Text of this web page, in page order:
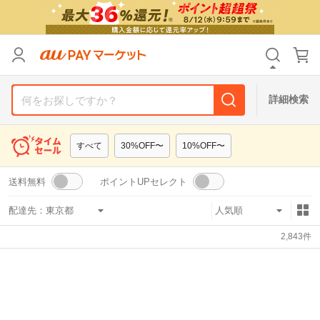
詳細検索
すべて 30%OFF〜 10%OFF〜
送料無料 ポイントUPセレクト
配達先：
2,843件
カテゴリ すべて
すべて
支払い方法 すべて
その他の条件
送料無料 タイムセール
Pontaパス特典対象すべて ポイントUPセレクトのみ
リセット
カテゴリ すべて
すべて
支払い方法 すべて
その他の条件
送料無料 タイムセール
Pontaパス特典対象すべて ポイントUPセレクトのみ